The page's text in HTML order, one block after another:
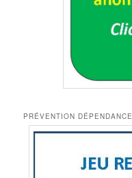
PRÉVENTION DÉPENDANCE